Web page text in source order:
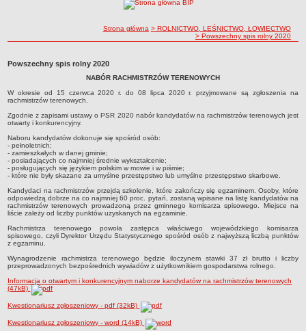
Zadania publiczne
Związki i stowarzyszenia
Współpraca zagraniczna
Strategia rozwoju Gminy
Aktualności
Obwieszczenia, ogłoszenia i komunikaty
KOMUNIKATY
Drogi
Energia elektryczna
Meteorologiczne
Rozkłady jazdy autobusów
Wodociągi - ocena jakości wody
KONKURSY
Ogłoszenia o konkursach
URZĄD MIEJSKI
Dane adresowe
ścieżka nawigacji
Strona główna > ROLNICTWO, LEŚNICTWO, ŁOWIECTWO
> Powszechny spis rolny 2020
Powszechny spis rolny 2020
NABÓR RACHMISTRZÓW TERENOWYCH
W okresie od 15 czerwca 2020 r. do 08 lipca 2020 r. przyjmowane są zgłoszenia na
rachmistrzów terenowych.
Zgodnie z zapisami ustawy o PSR 2020 nabór kandydatów na rachmistrzów terenowych jest
otwarty i konkurencyjny.
Naboru kandydatów dokonuje się spośród osób:
- pełnoletnich;
- zamieszkałych w danej gminie;
- posiadających co najmniej średnie wykształcenie;
- posługujących się językiem polskim w mowie i w piśmie;
- które nie były skazane za umyślne przestępstwo lub umyślne przestępstwo skarbowe.
Kandydaci na rachmistrzów przejdą szkolenie, które zakończy się egzaminem. Osoby, które
odpowiedzą dobrze na co najmniej 60 proc. pytań, zostaną wpisane na listę kandydatów na
rachmistrzów terenowych prowadzoną przez gminnego komisarza spisowego. Miejsce na
liście zależy od liczby punktów uzyskanych na egzaminie.
Rachmistrza terenowego powoła zastępca właściwego wojewódzkiego komisarza
spisowego, czyli Dyrektor Urzędu Statystycznego spośród osób z najwyższą liczbą punktów
z egzaminu.
Wynagrodzenie rachmistrza terenowego będzie iloczynem stawki 37 zł brutto i liczby
przeprowadzonych bezpośrednich wywiadów z użytkownikiem gospodarstwa rolnego.
Informacja o otwartym i konkurencyjnym naborze kandydatów na rachmistrzów terenowych
(47kB)
Kwestionariusz zgłoszeniowy - pdf (32kB)
Kwestionariusz zgłoszeniowy - word (14kB)